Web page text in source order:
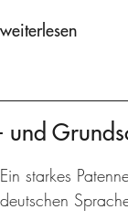
weiterlesen
und
Ein starkes
deutschen